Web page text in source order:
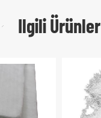
Ilgili Ürünler